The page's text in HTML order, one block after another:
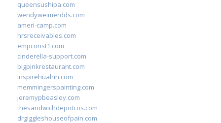
queensushipa.com
wendyweimerdds.com
ameri-camp.com
hrsreceivables.com
empconst1.com
cinderella-support.com
bigpinkrestaurant.com
inspirehuahin.com
memmingerspainting.com
jeremypbeasley.com
thesandwichdepotcos.com
drgiggleshouseofpain.com